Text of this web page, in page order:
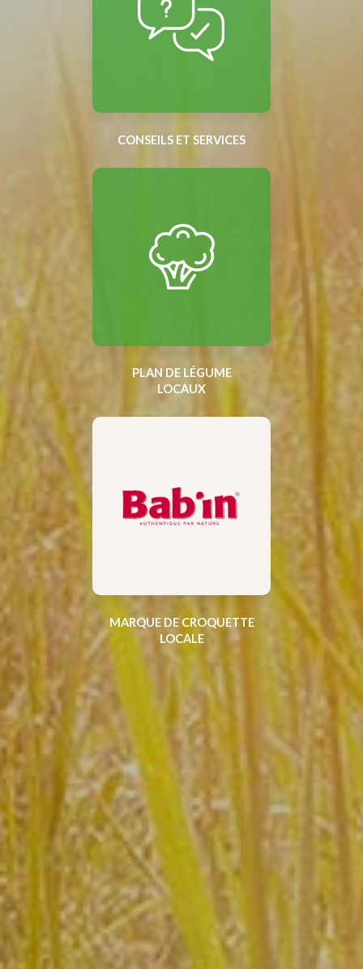
CONSEILS ET SERVICES
PLAN DE LÉGUME
LOCAUX
MARQUE DE CROQUETTE
LOCALE